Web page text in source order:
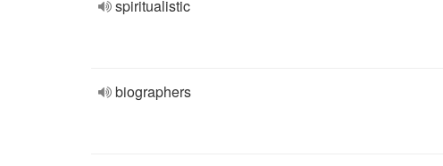
spiritualistic
biographers